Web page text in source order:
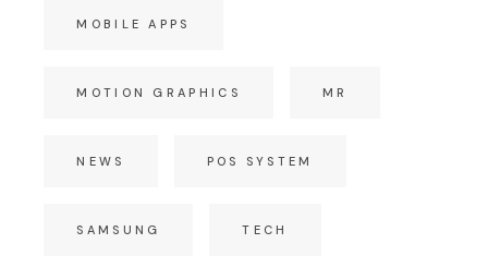
MOBILE APPS
MOTION GRAPHICS MR
NEWS POS SYSTEM
SAMSUNG TECH